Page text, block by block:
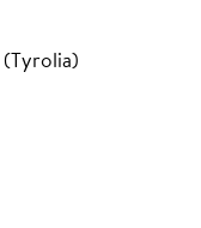
(Tyrolia)